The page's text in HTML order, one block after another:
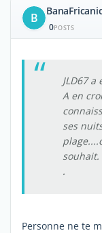
B
0POSTS
JLD67 a
A en
ses
souhait.
.
Personne ne te